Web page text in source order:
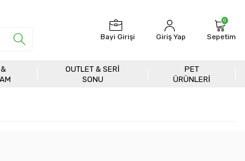
Bayi Girişi Giriş Yap
0
Sepetim
OUTLET & SERI
SONU
PET
ÜRÜNLERİ